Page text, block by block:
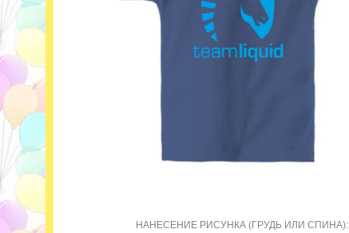
НАНЕСЕНИЕ РИСУНКА (ГРУДЬ ИЛИ СПИНА):